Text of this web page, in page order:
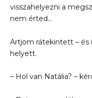
visszahelyezni a
nem érted…
Artjom rátekintett –
helyett.
– Hol van Natália? –